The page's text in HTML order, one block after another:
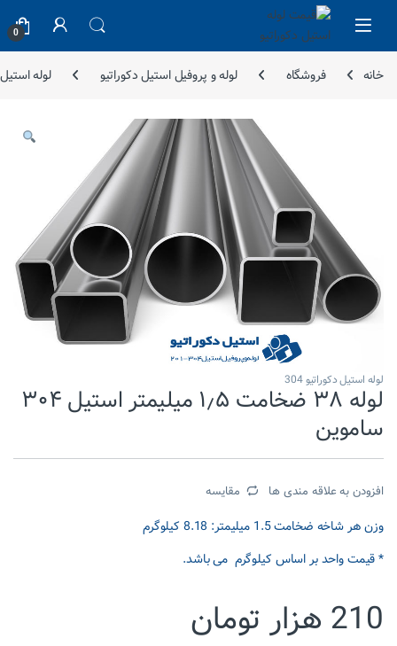
Skip to navigation
Skip to content
0
خانه فروشگاه لوله و پروفیل استیل دکوراتیو لوله استیل
لوله استیل دکوراتیو 304
لوله ۳۸ ضخامت ۱٫۵ میلیمتر استیل ۳۰۴
ساموین
افزودن به علاقه مندی ها مقایسه
وزن هر شاخه ضخامت 1.5 میلیمتر: 8.18 کیلوگرم
* قیمت واحد بر اساس کیلوگرم می باشد.
210 هزار تومان